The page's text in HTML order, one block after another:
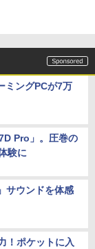
ミングPCが7万
Pro」。圧巻の
験に
サウンドを体感
！ポケットに入